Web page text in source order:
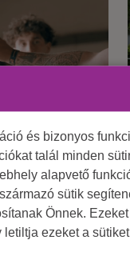
állnak
és bizonyos
talál minden
alapvető
sütik
Önnek.
ezeket a